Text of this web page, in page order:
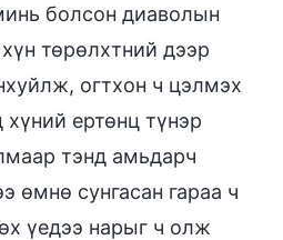
болсон диаволын
төрөлхтний дээр
огтхон ч цэлмэх
ертөнц түнэр
тэнд амьдарч
өмнө сунгасан гараа ч
үедээ нарыг ч олж